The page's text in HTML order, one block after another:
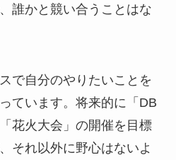
誰かと競い合うことはな
で自分のやりたいことを
ています。将来的に「DB
花火大会」の開催を目標
それ以外に野心はないよ